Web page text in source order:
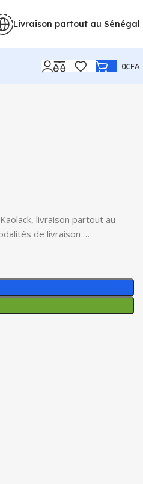
Livraison partout au Sénégal
0CFA
livraison partout au
de livraison …